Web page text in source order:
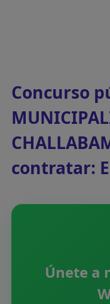
Concurso
contratar:
Únete a